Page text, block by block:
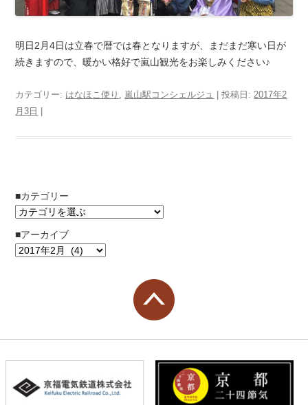
明日2月4日は立春で暦では春となりますが、まだまだ寒い日が
続きますので、暖かい格好で嵐山観光をお楽しみください♪
カテゴリー: はなほこ便り , 嵐山駅コンシェルジュ | 投稿日:2017年2
月3日
■カテゴリー
■アーカイブ